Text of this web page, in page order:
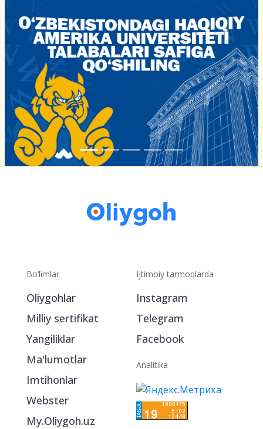
Bo‘limlar
Oliygohlar
Milliy sertifikat
Yangiliklar
Ma'lumotlar
Imtihonlar
Ijtimoiy tarmoqlarda
Instagram
Telegram
Analitika